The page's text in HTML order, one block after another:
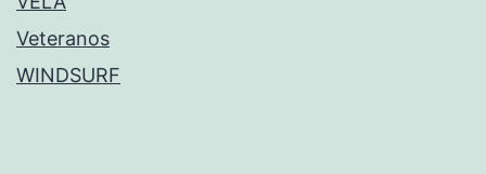
Veteranos
WINDSURF